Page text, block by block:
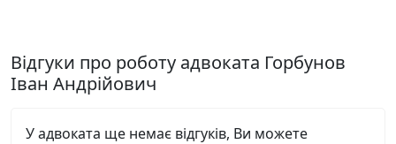
Відгуки про роботу адвоката Горбунов
Іван Андрійович
У адвоката ще немає відгуків, Ви можете